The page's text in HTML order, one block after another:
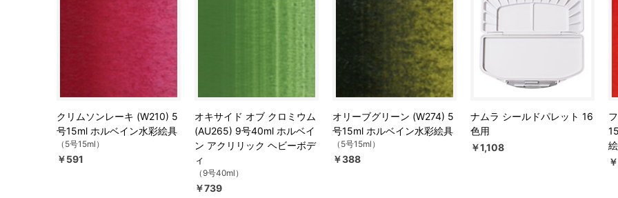
クリムソンレーキ (W210) 5
号15ml ホルベイン水彩絵具
（5号15ml）
￥591
オキサイド オブ クロミウム
(AU265) 9号40ml ホルベイ
ン アクリリック ヘビーボデ
ィ
（9号40ml）
￥739
オリーブグリーン (W274) 5
号15ml ホルベイン水彩絵具
（5号15ml）
￥388
ナムラ シールドパレット 16
色用
￥1,108